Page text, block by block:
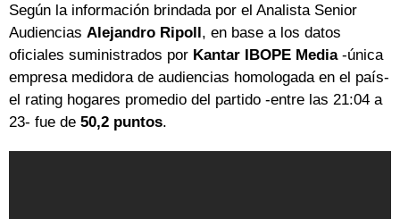
Según la información brindada por el Analista Senior
Audiencias Alejandro Ripoll, en base a los datos
oficiales suministrados por Kantar IBOPE Media -única
empresa medidora de audiencias homologada en el país-
el rating hogares promedio del partido -entre las 21:04 a
23- fue de 50,2 puntos.